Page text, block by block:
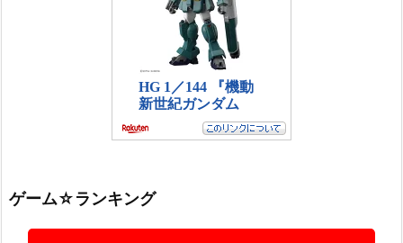
ゲーム☆ランキング